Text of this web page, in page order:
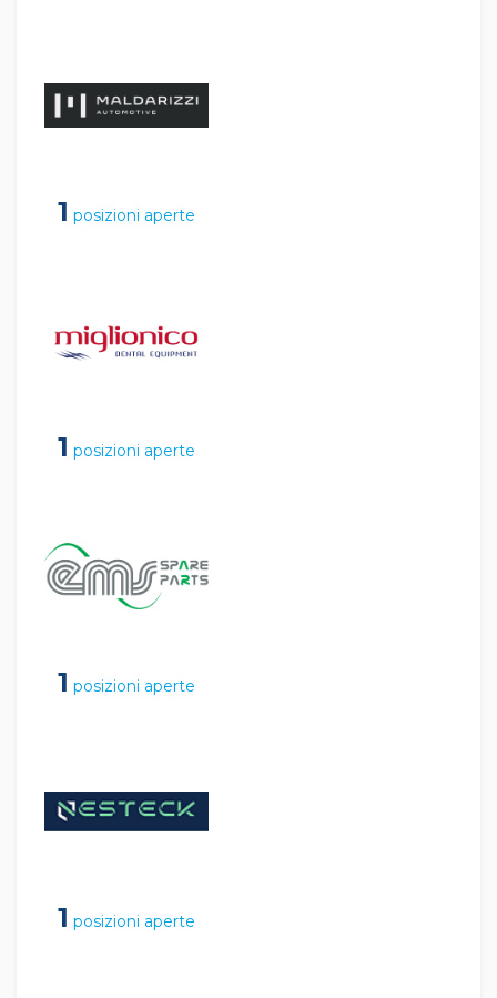
1 posizioni aperte
1 posizioni aperte
1 posizioni aperte
1 posizioni aperte